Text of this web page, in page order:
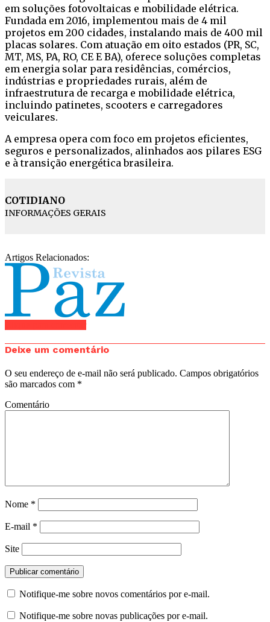
em soluções fotovoltaicas e mobilidade elétrica.
Fundada em 2016, implementou mais de 4 mil
projetos em 200 cidades, instalando mais de 400 mil
placas solares. Com atuação em oito estados (PR, SC,
MT, MS, PA, RO, CE E BA), oferece soluções completas
em energia solar para residências, comércios,
indústrias e propriedades rurais, além de
infraestrutura de recarga e mobilidade elétrica,
incluindo patinetes, scooters e carregadores
veiculares.
A empresa opera com foco em projetos eficientes,
seguros e personalizados, alinhados aos pilares ESG
e à transição energética brasileira.
COTIDIANO
INFORMAÇÕES GERAIS
Artigos Relacionados:
Deixe um comentário
O seu endereço de e-mail não será publicado. Campos obrigatórios
são marcados com *
Comentário
Nome *
E-mail *
Site
Notifique-me sobre novos comentários por e-mail.
Notifique-me sobre novas publicações por e-mail.